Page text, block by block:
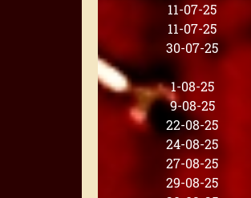
11-07-25
11-07-25
30-07-25
1-08-25
9-08-25
22-08-25
24-08-25
27-08-25
29-08-25